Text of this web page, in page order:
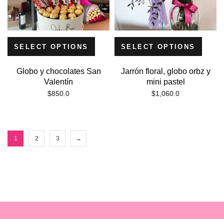
SELECT OPTIONS
Globo y chocolates San
Valentín
$850.0
SELECT OPTIONS
Jarrón floral, globo orbz y
mini pastel
$1,060.0
1 2 3 →